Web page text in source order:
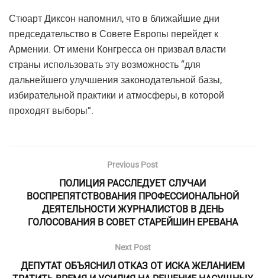
Стюарт Диксон напомнил, что в ближайшие дни
председательство в Совете Европы перейдет к
Армении. От имени Конгресса он призвал власти
страны использовать эту возможность “для
дальнейшего улучшения законодательной базы,
избирательной практики и атмосферы, в которой
проходят выборы”.
Previous Post
ПОЛИЦИЯ РАССЛЕДУЕТ СЛУЧАИ
ВОСПРЕПЯТСТВОВАНИЯ ПРОФЕССИОНАЛЬНОЙ
ДЕЯТЕЛЬНОСТИ ЖУРНАЛИСТОВ В ДЕНЬ
ГОЛОСОВАНИЯ В СОВЕТ СТАРЕЙШИН ЕРЕВАНА
Next Post
ДЕПУТАТ ОБЪЯСНИЛ ОТКАЗ ОТ ИСКА ЖЕЛАНИЕМ